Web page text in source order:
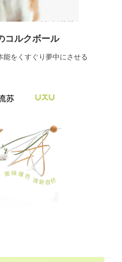
コルクボール
能をくすぐり夢中にさせる